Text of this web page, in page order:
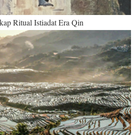
Ritual Istiadat Era Qin